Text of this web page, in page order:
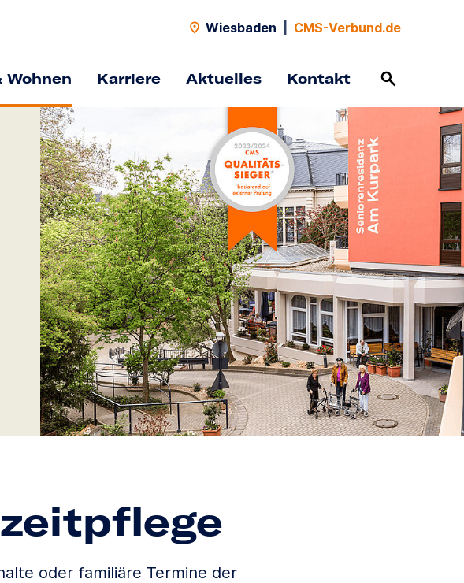
Wiesbaden CMS-Verbund.de
Wohnen Karriere Aktuelles Kontakt
oder familiäre Termine der